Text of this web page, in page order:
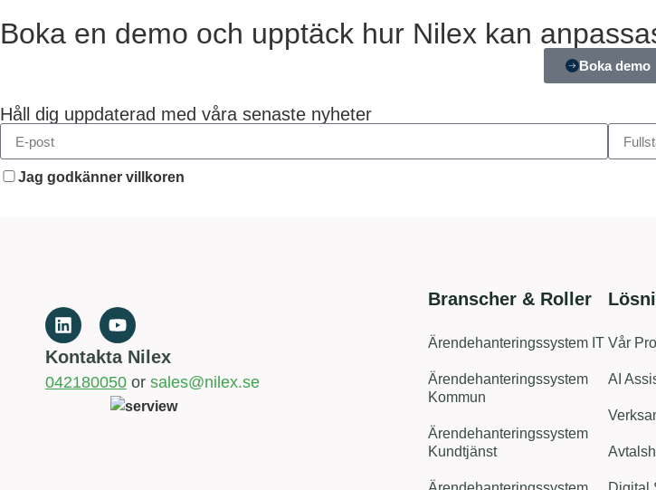
Boka en demo och upptäck hur Nilex kan
Boka demo
Håll dig uppdaterad med våra senaste nyheter
Jag godkänner villkoren
Kontakta Nilex
042180050 or sales@nilex.se
Branscher & Roller
Ärendehanteringssystem IT
Ärendehanteringssystem
Kommun
Ärendehanteringssystem
Kundtjänst
Vår
AI